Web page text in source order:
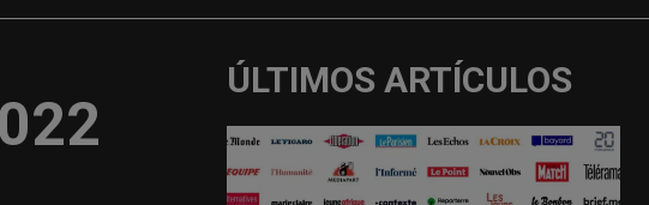
ÚLTIMOS ARTÍCULOS